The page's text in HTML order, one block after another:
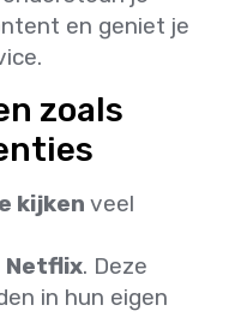
en geniet je
zoals
kijken veel
Netflix. Deze
in hun eigen